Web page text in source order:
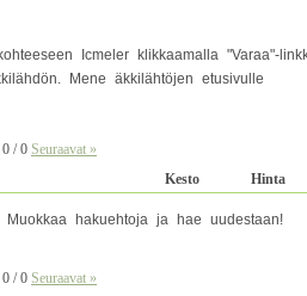
Icmeler klikkaamalla "Varaa"-
Mene äkkilähtöjen etusivulle
/ 0 Seuraavat »
Kesto Hinta
hakuehtoja ja hae uudestaan!
/ 0 Seuraavat »